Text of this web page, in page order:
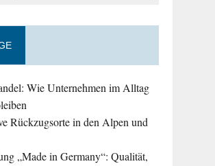
Wie Unternehmen im Alltag
Rückzugsorte in den Alpen und
„Made in Germany“: Qualität,